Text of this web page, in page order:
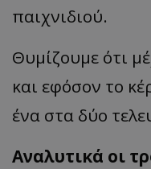
παιχνιδιού.
Θυμίζουμε ότι
και εφόσον το
ένα στα δύο
Αναλυτικά οι